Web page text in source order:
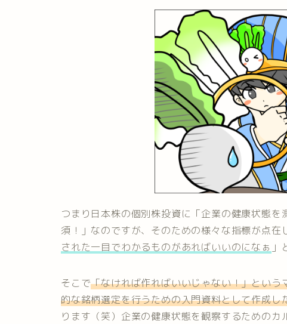
つまり日本株の個別株投資に「企業の健康状態
須！」なのですが、そのための様々な指標が点在
された一目でわかるものがあればいいのになぁ 」
そこで「なければ作ればいいじゃない！」とい
的な銘柄選定を行うための入門資料として作成
ります（笑）企業の健康状態を観察するためのカ